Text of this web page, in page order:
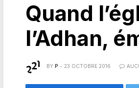
Quand
l’Adhan,
BY P 23 OCTOBRE 2016